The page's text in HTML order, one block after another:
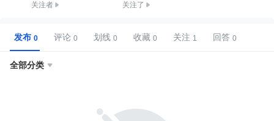
关注者 关注了
发布 评论 划线 收藏 关注 回答
全部分类 